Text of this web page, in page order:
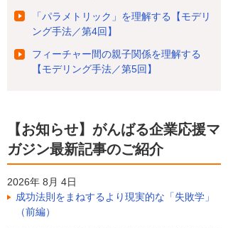
「パラメトリック」を理解する【モデリ
ング手法／第4回】
フィーチャー間の親子関係を理解する
【モデリング手法／第5回】
【お知らせ】がんばる企業応援マ
ガジン最新記事のご紹介
2026年 8月 4日
成功法則をまねするより現実的な「失敗学」
（前編）